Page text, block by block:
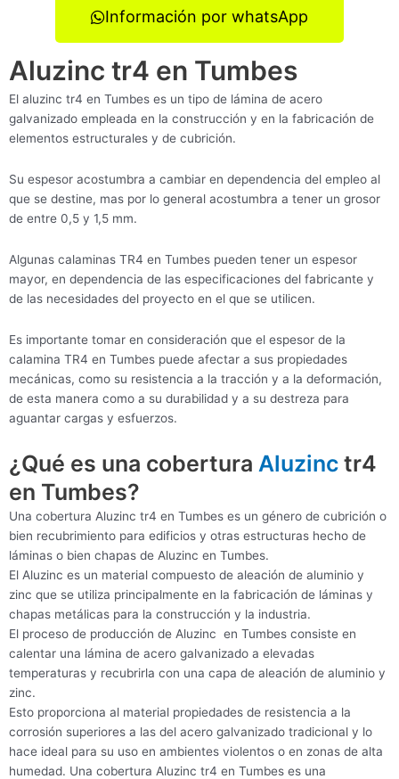
Información por whatsApp
Aluzinc tr4 en Tumbes
El aluzinc tr4 en Tumbes es un tipo de lámina de acero
galvanizado empleada en la construcción y en la fabricación de
elementos estructurales y de cubrición.
Su espesor acostumbra a cambiar en dependencia del empleo al
que se destine, mas por lo general acostumbra a tener un grosor
de entre 0,5 y 1,5 mm.
Algunas calaminas TR4 en Tumbes pueden tener un espesor
mayor, en dependencia de las especificaciones del fabricante y
de las necesidades del proyecto en el que se utilicen.
Es importante tomar en consideración que el espesor de la
calamina TR4 en Tumbes puede afectar a sus propiedades
mecánicas, como su resistencia a la tracción y a la deformación,
de esta manera como a su durabilidad y a su destreza para
aguantar cargas y esfuerzos.
¿Qué es una cobertura Aluzinc tr4
en Tumbes?
Una cobertura Aluzinc tr4 en Tumbes es un género de cubrición o
bien recubrimiento para edificios y otras estructuras hecho de
láminas o bien chapas de Aluzinc en Tumbes.
El Aluzinc es un material compuesto de aleación de aluminio y
zinc que se utiliza principalmente en la fabricación de láminas y
chapas metálicas para la construcción y la industria.
El proceso de producción de Aluzinc en Tumbes consiste en
calentar una lámina de acero galvanizado a elevadas
temperaturas y recubrirla con una capa de aleación de aluminio y
zinc.
Esto proporciona al material propiedades de resistencia a la
corrosión superiores a las del acero galvanizado tradicional y lo
hace ideal para su uso en ambientes violentos o en zonas de alta
humedad. Una cobertura Aluzinc tr4 en Tumbes es una